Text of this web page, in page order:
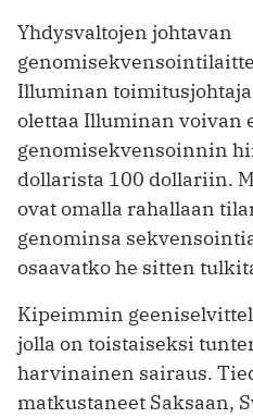
Yhdysvaltojen johtavan
Illuminan toimitusjohtaja
olettaa Illuminan voivan
genomisekvensoinnin
dollarista 100 dollariin.
ovat omalla rahallaan
genominsa
osaavatko he sitten
Kipeimmin
jolla on toistaiseksi
harvinainen sairaus.
matkustaneet Saksaan,